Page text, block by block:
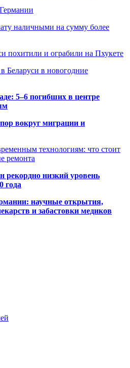
наличными на сумму более
похитили и ограбили на Пхукете
Беларуси в новогодние
5–6 погибших в центре
вокруг миграции и
технологиям: что стоит
ремонта
рекордно низкий уровень
года
научные открытия,
и забастовки медиков